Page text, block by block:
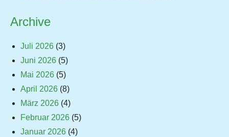
Archive
Juli 2026 (3)
Juni 2026 (5)
Mai 2026 (5)
April 2026 (8)
März 2026 (4)
Februar 2026 (5)
Januar 2026 (4)